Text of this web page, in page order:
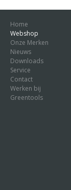
Home
Webshop
Onze Merken
Nieuws
Downloads
Service
Contact
Werken bij
Greentools